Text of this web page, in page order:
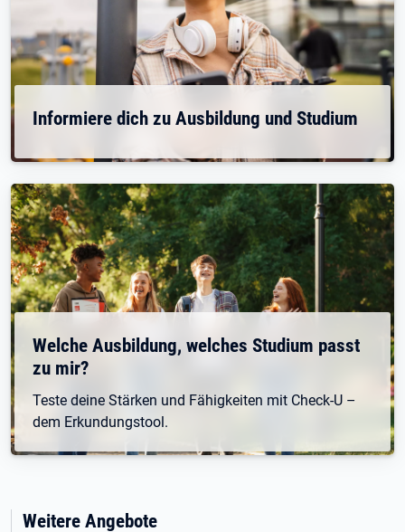
Informiere dich zu Ausbildung und Studium
Welche Ausbildung, welches Studium passt
zu mir?
Teste deine Stärken und Fähigkeiten mit Check-U –
dem Erkundungstool.
Weitere Angebote